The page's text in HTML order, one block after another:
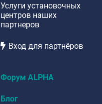
Услуги установочных
центров наших
партнеров
Вход для партнёров
Форум ALPHA
Блог